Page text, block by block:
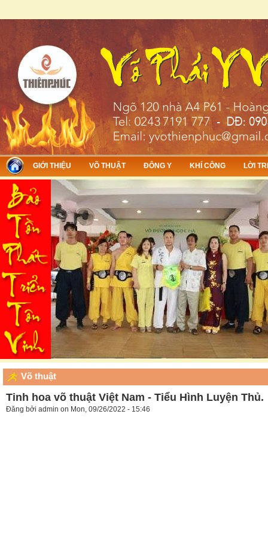
GIỚI THIỆU VÕ THUẬT ĐÔNG Y KHÍ CÔNG LỜI
Võ thuật
Tinh hoa võ thuật Việt Nam - Tiểu Hình Luyện Thủ.
Đăng bởi admin on Mon, 09/26/2022 - 15:46